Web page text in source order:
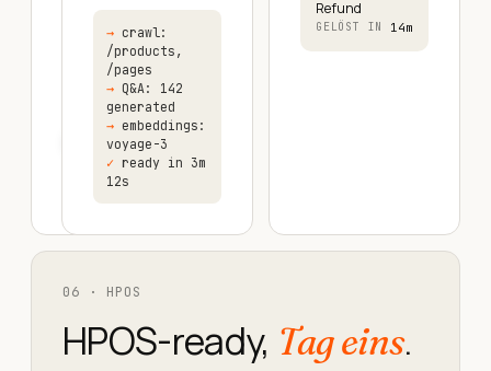
WPML,
Polylang
TranslatePress.
FR ES DE
→ crawl:
/products,
/pages
→ Q&A: 142
generated
→ embeddings:
voyage-3
✓ ready in 3m
12s
Refund
GELÖST IN 14m
06 · HPOS
HPOS-ready, Tag eins.